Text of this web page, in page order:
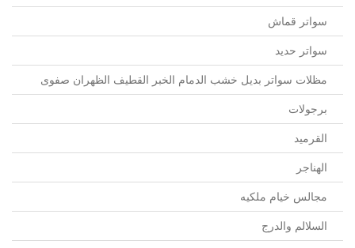
سواتر قماش
سواتر حديد
مظلات سواتر بديل خشب الدمام الخبر القطيف الظهران صفوى
برجولات
القرميد
الهناجر
مجالس خيام ملكيه
السلالم والدرج